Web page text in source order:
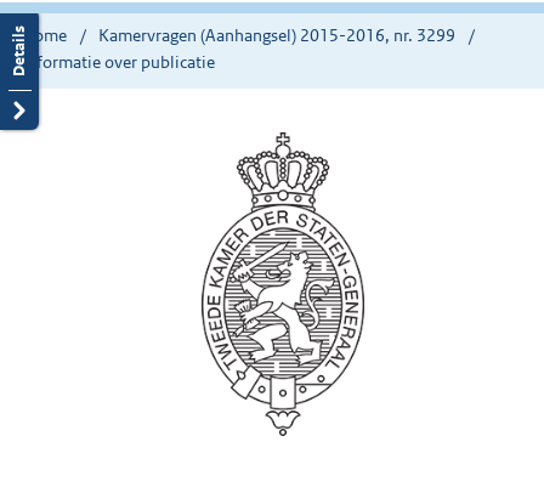
Home
Kamervragen (Aanhangsel) 2015-2016, nr. 3299
Informatie over publicatie